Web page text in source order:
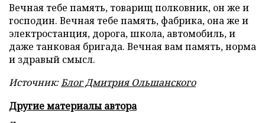
Вечная тебе память, товарищ полковник, он же и
господин. Вечная тебе память, фабрика, она же и
электростанция, дорога, школа, автомобиль, и
даже танковая бригада. Вечная вам память, норма
и здравый смысл.
Источник:Блог Дмитрия Ольшанского
Другие материалы автора